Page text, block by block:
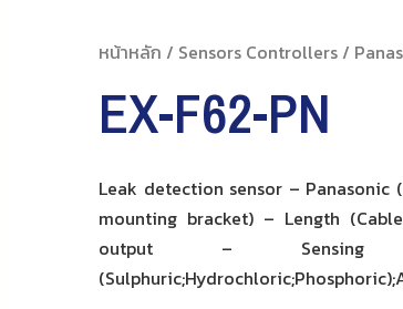
หน้าหลัก / Sensors Controllers /
EX-F62-PN
Leak detection sensor – Panasonic
mounting bracket) – Length
output –